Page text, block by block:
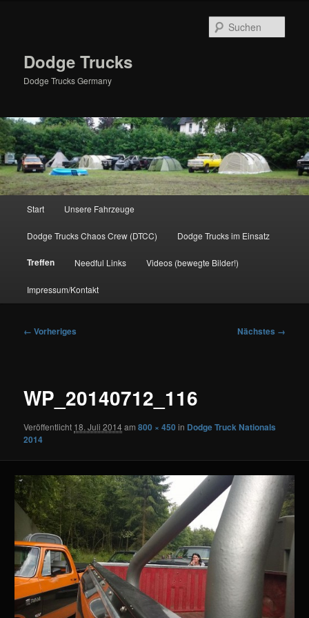
Dodge Trucks
Dodge Trucks Germany
Start Unsere Fahrzeuge
Dodge Trucks Chaos Crew (DTCC) Dodge Trucks im Einsatz
Treffen Needful Links Videos (bewegte Bilder!)
Impressum/Kontakt
Bilder-
← Vorheriges Nächstes →
WP_20140712_116
Veröffentlicht 18. Juli 2014am800 × 450 in Dodge Truck Nationals
2014